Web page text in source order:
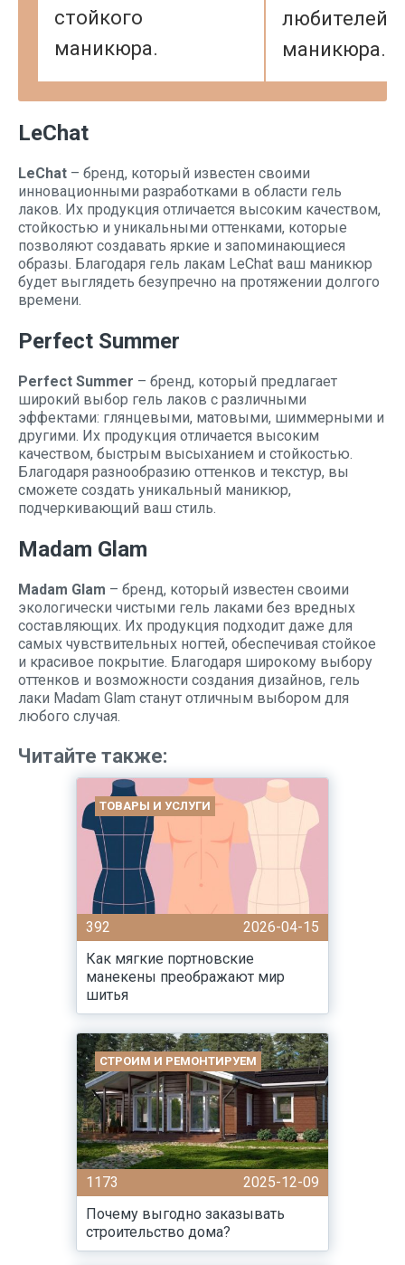
стойкого
маникюра.
любителей
маникюра.
LeChat
LeChat – бренд, который известен своими
инновационными разработками в области гель
лаков. Их продукция отличается высоким качеством,
стойкостью и уникальными оттенками, которые
позволяют создавать яркие и запоминающиеся
образы. Благодаря гель лакам LeChat ваш маникюр
будет выглядеть безупречно на протяжении долгого
времени.
Perfect Summer
Perfect Summer – бренд, который предлагает
широкий выбор гель лаков с различными
эффектами: глянцевыми, матовыми, шиммерными и
другими. Их продукция отличается высоким
качеством, быстрым высыханием и стойкостью.
Благодаря разнообразию оттенков и текстур, вы
сможете создать уникальный маникюр,
подчеркивающий ваш стиль.
Madam Glam
Madam Glam – бренд, который известен своими
экологически чистыми гель лаками без вредных
составляющих. Их продукция подходит даже для
самых чувствительных ногтей, обеспечивая стойкое
и красивое покрытие. Благодаря широкому выбору
оттенков и возможности создания дизайнов, гель
лаки Madam Glam станут отличным выбором для
любого случая.
Читайте также:
ТОВАРЫ И УСЛУГИ
392
2026-04-15
Как мягкие портновские
манекены преображают мир
шитья
СТРОИМ И РЕМОНТИРУЕМ
1173
2025-12-09
Почему выгодно заказывать
строительство дома?